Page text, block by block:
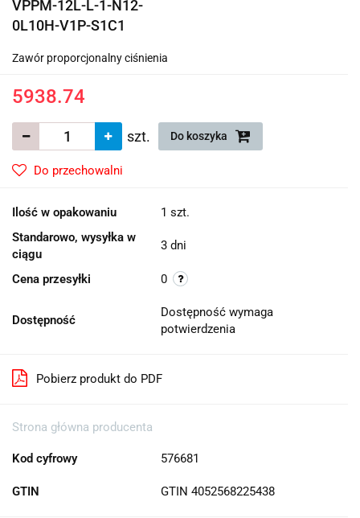
VPPM-12L-L-1-N12-
0L10H-V1P-S1C1
Zawór proporcjonalny ciśnienia
5938.74
szt. Do koszyka
Do przechowalni
Ilość w opakowaniu
1 szt.
Standarowo, wysyłka w
ciągu
3 dni
Cena przesyłki 0
Dostępność
Dostępność wymaga
potwierdzenia
Pobierz produkt do PDF
Strona główna producenta
Kod cyfrowy 576681
GTIN GTIN 4052568225438